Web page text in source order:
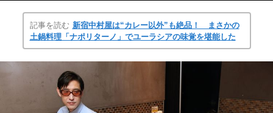
記事を読む 新宿中村屋は“カレー以外”も絶品！ まさかの
土鍋料理「ナポリターノ」でユーラシアの味覚を堪能した